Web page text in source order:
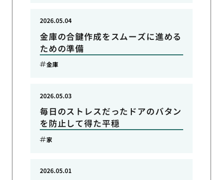
金庫の合鍵作成をスムーズに進める
ための準備
2026.05.04
金庫
毎日のストレスだったドアのバタン
を防止して得た平穏
2026.05.03
家
2026.05.01